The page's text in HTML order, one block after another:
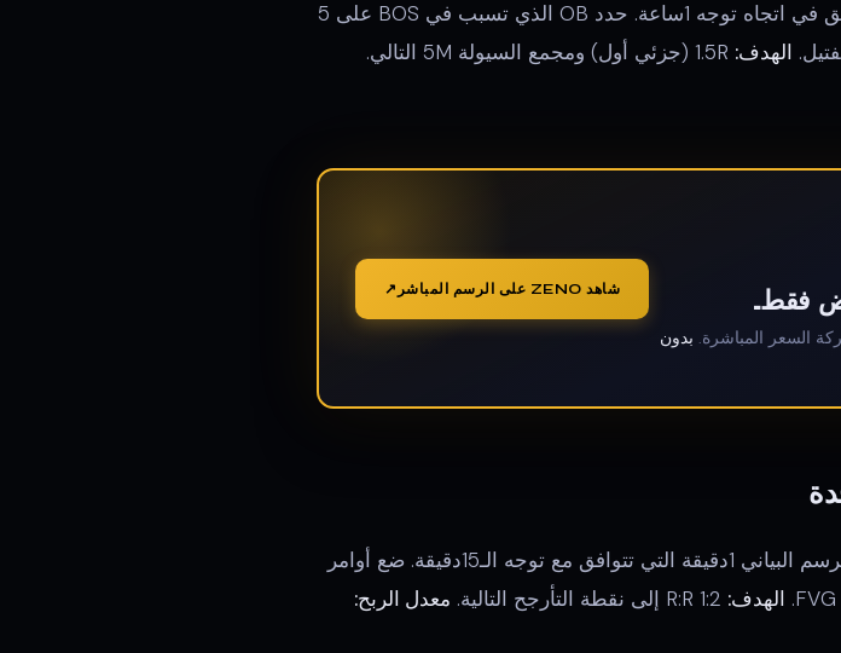
حدد اتجاه التوجه 1ساعة. انتظر BOS على 5 دقائق في اتجاه توجه 1ساعة. حدد OB الذي تسبب في BOS على 5
الهدف:
بدون
شاهد ZENO على الرسم المباشر
خلال جلسات الحجم المرتفع، حدد FVGs على الرسم البياني 1دقيقة التي تتوافق مع توجه الـ15دقيقة. ضع أوامر
الهدف:
معدل الربح: